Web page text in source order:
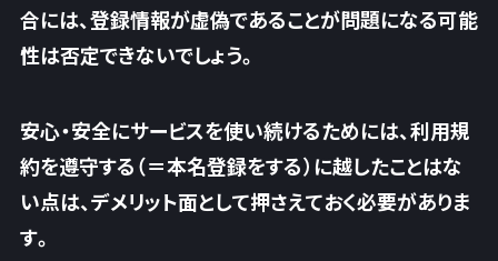
合には、登録情報が虚偽であることが問題になる可能
性は否定できないでしょう。
安心・安全にサービスを使い続けるためには、利用規
約を遵守する（＝本名登録をする）に越したことはな
い点は、デメリット面として押さえておく必要がありま
す。